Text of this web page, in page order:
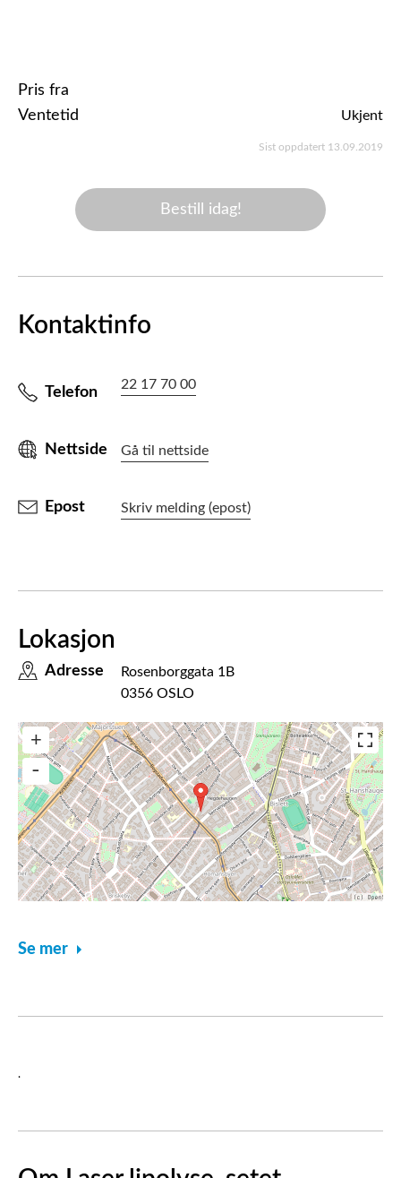
Pris fra
Ventetid
Ukjent
Sist oppdatert 13.09.2019
Bestill idag!
Kontaktinfo
Telefon 22 17 70 00
Nettside Gå til nettside
Epost Skriv melding (epost)
Lokasjon
Adresse
Rosenborggata 1B
0356 OSLO
Se mer
.